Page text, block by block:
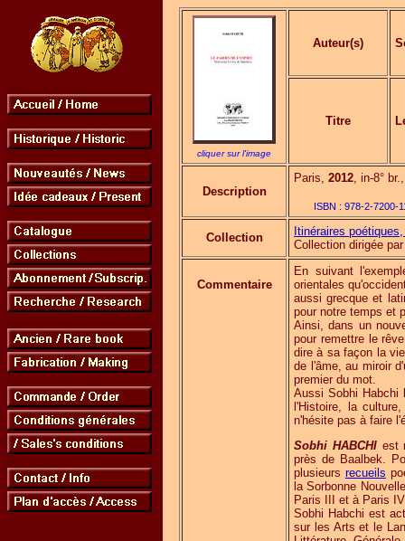
cliquer sur l'image
Auteur(s)
Titre
Description
Paris, 2012, in-8°
ISBN : 978-2-7200-
Collection
Itinéraires
Collection dirigée
Commentaire
En suivant
orientales
aussi grecque et
pour notre temps et
Ainsi, dans un
pour remettre le
dire à sa façon la
de l'âme, au miroir
premier du mot.
Aussi Sobhi Habchi
l'Histoire, la
n'hésite pas à faire
Sobhi HABCHIest
près de Baalbek.
plusieurs recueils
la Sorbonne
Paris III et à Paris
Sobhi Habchi est
sur les Arts et le